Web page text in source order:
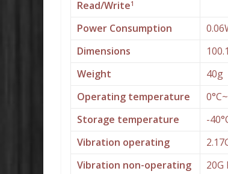
Read/Write1
Power Consumption
Dimensions
Weight
40g
Operating temperature
Storage temperature
-
Vibration operating
Vibration non-operating
20G